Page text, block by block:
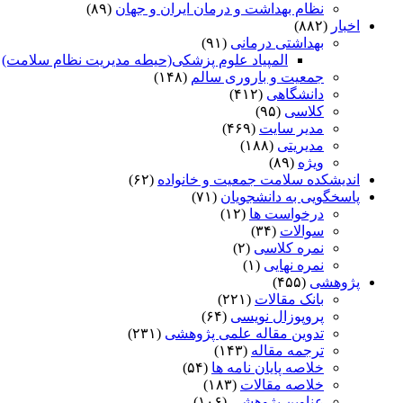
نظام بهداشت و درمان ایران و جهان (۸۹)
اخبار (۸۸۲)
بهداشتی درمانی (۹۱)
المپیاد علوم پزشکی(حیطه مدیریت نظام سلامت)
جمعیت و باروری سالم (۱۴۸)
دانشگاهی (۴۱۲)
کلاسی (۹۵)
مدیر سایت (۴۶۹)
مدیریتی (۱۸۸)
ویژه (۸۹)
اندیشکده سلامت جمعیت و خانواده (۶۲)
پاسخگویی به دانشجویان (۷۱)
درخواست ها (۱۲)
سوالات (۳۴)
نمره کلاسی (۲)
نمره نهایی (۱)
پژوهشی (۴۵۵)
بانک مقالات (۲۲۱)
پروپوزال نویسی (۶۴)
تدوین مقاله علمی پژوهشی (۲۳۱)
ترجمه مقاله (۱۴۳)
خلاصه پایان نامه ها (۵۴)
خلاصه مقالات (۱۸۳)